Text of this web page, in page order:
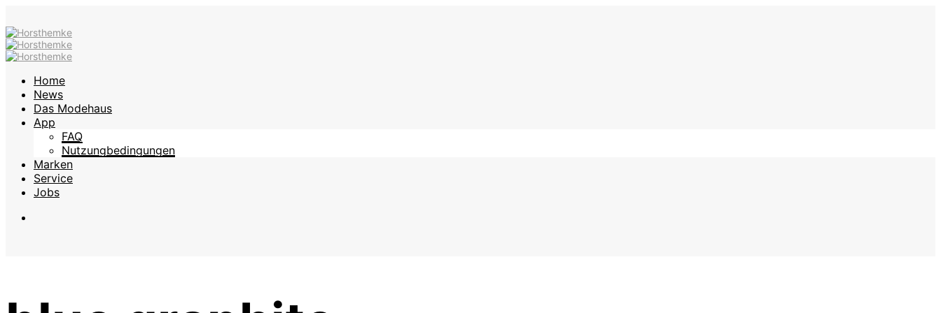
Home
News
Das Modehaus
App
FAQ
Nutzungbedingungen
Marken
Service
Jobs